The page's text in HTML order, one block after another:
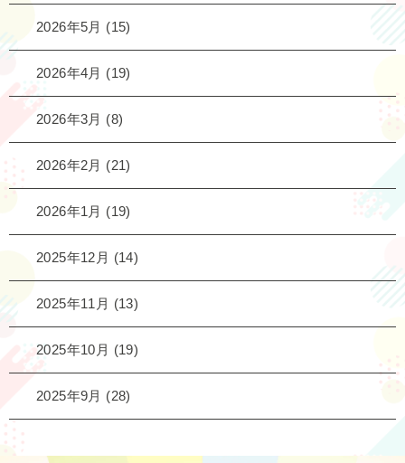
2026年5月 (15)
2026年4月 (19)
2026年3月 (8)
2026年2月 (21)
2026年1月 (19)
2025年12月 (14)
2025年11月 (13)
2025年10月 (19)
2025年9月 (28)